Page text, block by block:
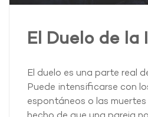
El Duelo de
El duelo es una parte real
Puede intensificarse con
espontáneos o las